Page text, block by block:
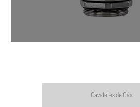
Cavaletes de Gás